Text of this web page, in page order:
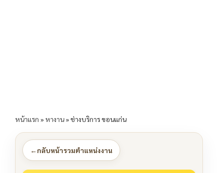
หน้าแรก »หางาน»ช่างบริการ ขอนแก่น
←กลับหน้ารวมตำแหน่งงาน